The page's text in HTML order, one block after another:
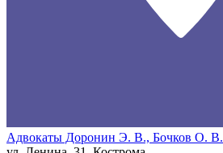
Адвокаты Доронин Э. В., Бочков О. В.